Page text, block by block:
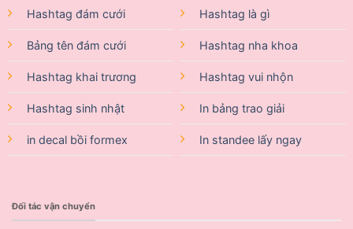
Hashtag đám cưới
Bảng tên đám cưới
Hashtag khai trương
Hashtag sinh nhật
in decal bồi formex
Hashtag là gì
Hashtag nha khoa
Hashtag vui nhộn
In bảng trao giải
In standee lấy ngay
Đối tác vận chuyển